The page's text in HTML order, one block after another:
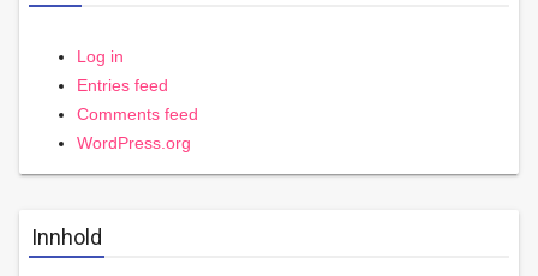
Log in
Entries feed
Comments feed
WordPress.org
Innhold